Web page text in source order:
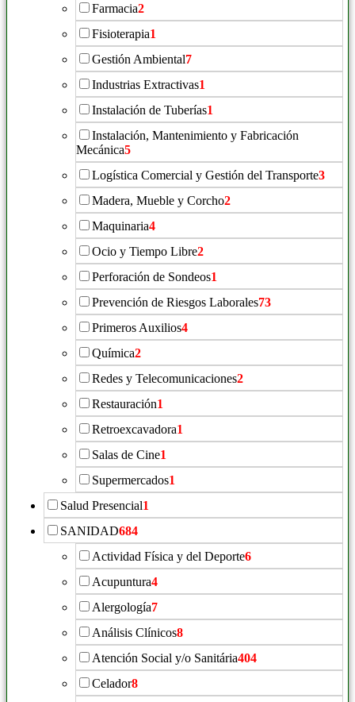
Farmacia2
Fisioterapia1
Gestión Ambiental7
Industrias Extractivas1
Instalación de Tuberías1
Instalación, Mantenimiento y Fabricación
Mecánica5
Logística Comercial y Gestión del Transporte3
Madera, Mueble y Corcho2
Maquinaria4
Ocio y Tiempo Libre2
Perforación de Sondeos1
Prevención de Riesgos Laborales73
Primeros Auxilios4
Química2
Redes y Telecomunicaciones2
Restauración1
Retroexcavadora1
Salas de Cine1
Supermercados1
Salud Presencial1
SANIDAD684
Actividad Física y del Deporte6
Acupuntura4
Alergología7
Análisis Clínicos8
Atención Social y/o Sanitária404
Celador8